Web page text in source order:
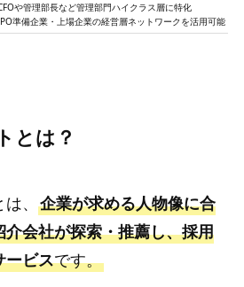
や管理部長など管理部門ハイクラス層に特化
準備企業・上場企業の経営層ネットワークを活用可能
とは？
、 企業が求める人物像に合
会社が探索・推薦し、採用
ービスです。